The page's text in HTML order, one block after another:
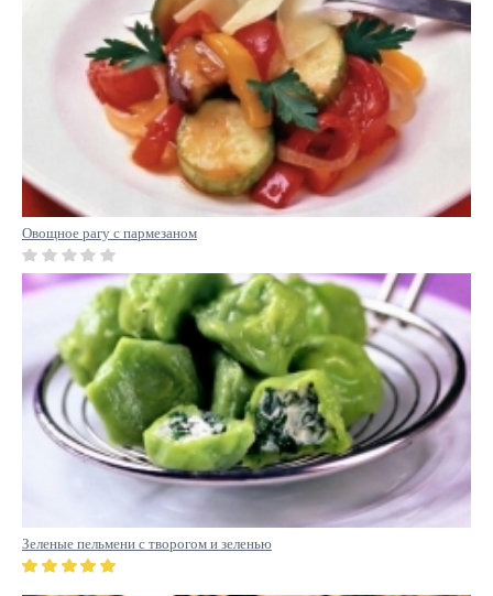
Овощное рагу с пармезаном
Зеленые пельмени с творогом и зеленью